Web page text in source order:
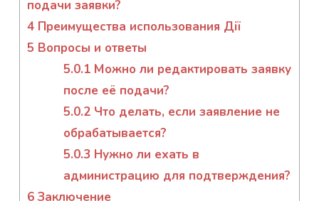
подачи заявки?
4 Преимущества использования Дії
5 Вопросы и ответы
5.0.1 Можно ли редактировать заявку
после её подачи?
5.0.2 Что делать, если заявление не
обрабатывается?
5.0.3 Нужно ли ехать в
администрацию для подтверждения?
6Заключение